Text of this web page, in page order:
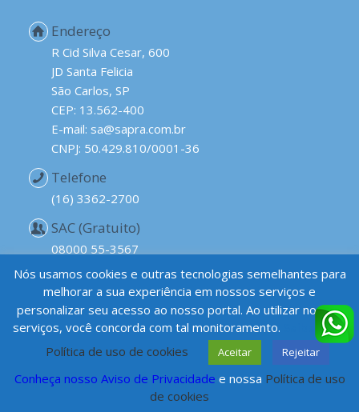
Endereço
R Cid Silva Cesar, 600
JD Santa Felicia
São Carlos, SP
CEP: 13.562-400
E-mail: sa@sapra.com.br
CNPJ: 50.429.810/0001-36
Telefone
(16) 3362-2700
SAC (Gratuito)
08000 55-3567
© Copyright - SAPRA LANDAUER SERVIÇO DE ASSESSORIA E PROTECÃO
Nós usamos cookies e outras tecnologias semelhantes para
melhorar a sua experiência em nossos serviços e
personalizar seu acesso ao nosso portal. Ao utilizar nossos
serviços, você concorda com tal monitoramento.
Saiba mais
Política de uso de cookies
Aceitar Rejeitar
Conheça nosso Aviso de Privacidade e nossa Política de uso
de cookies